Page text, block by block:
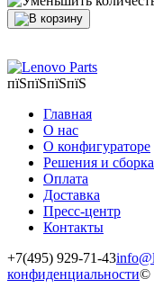
пїЅпїЅпїЅпїЅ
Главная
О нас
О конфигураторе
Решения и сборка
Оплата
Доставка
Пресс-центр
Контакты
+7(495) 929-71-43
конфиденциальности©